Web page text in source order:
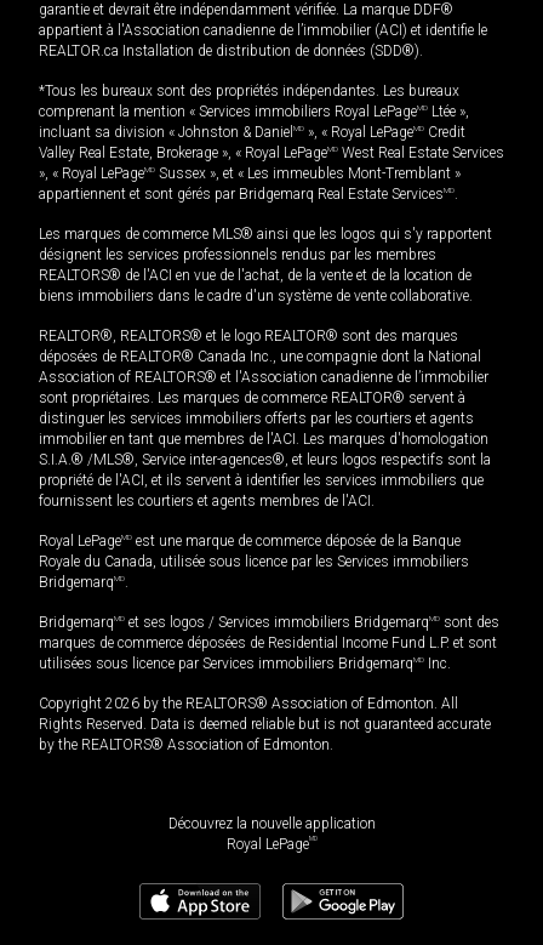
garantie et devrait être indépendamment vérifiée. La marque DDF®
appartient à l'Association canadienne de l’immobilier (ACI) et identifie le
REALTOR.ca Installation de distribution de données (SDD®).
*Tous les bureaux sont des propriétés indépendantes. Les bureaux
comprenant la mention « Services immobiliers Royal LePageMD Ltée »,
incluant sa division « Johnston & Daniel MD », « Royal LePageMD Credit
Valley Real Estate, Brokerage », « Royal LePageMD West Real Estate Services
», « Royal LePageMD Sussex », et « Les immeubles Mont-Tremblant »
appartiennent et sont gérés par Bridgemarq Real Estate ServicesMD.
Les marques de commerce MLS® ainsi que les logos qui s'y rapportent
désignent les services professionnels rendus par les membres
REALTORS® de l'ACI en vue de l'achat, de la vente et de la location de
biens immobiliers dans le cadre d'un système de vente collaborative.
REALTOR®, REALTORS® et le logo REALTOR® sont des marques
déposées de REALTOR® Canada Inc., une compagnie dont la National
Association of REALTORS® et l'Association canadienne de l’immobilier
sont propriétaires. Les marques de commerce REALTOR® servent à
distinguer les services immobiliers offerts par les courtiers et agents
immobilier en tant que membres de l'ACI. Les marques d'homologation
S.I.A.® /MLS®, Service inter-agences®, et leurs logos respectifs sont la
propriété de l'ACI, et ils servent à identifier les services immobiliers que
fournissent les courtiers et agents membres de l'ACI.
Royal LePageMD est une marque de commerce déposée de la Banque
Royale du Canada, utilisée sous licence par les Services immobiliers
BridgemarqMD.
BridgemarqMD et ses logos / Services immobiliers BridgemarqMD sont des
marques de commerce déposées de Residential Income Fund L.P. et sont
utilisées sous licence par Services immobiliers BridgemarqMD Inc.
Copyright 2026 by the REALTORS® Association of Edmonton. All
Rights Reserved. Data is deemed reliable but is not guaranteed accurate
by the REALTORS® Association of Edmonton.
Découvrez la nouvelle application
Royal LePageMD